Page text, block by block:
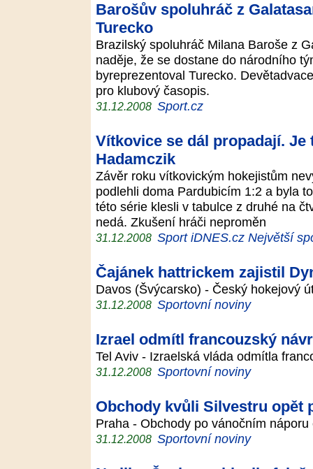
Barošův spoluhráč z
Turecko
Brazilský spoluhráč Milana Baroše z
naděje, že se dostane do národního
byreprezentoval Turecko.
pro klubový časopis.
31.12.2008 Sport.cz
Vítkovice se dál propadají.
Hadamczik
Závěr roku vítkovickým hokejistům
podlehli doma Pardubicím 1:2 a byla
této série klesli v tabulce z druhé na
nedá. Zkušení hráči neproměn
31.12.2008 Sport iDNES.cz Největší
Čajánek hattrickem zajistil
Davos (Švýcarsko) - Český hokejový
31.12.2008 Sportovní noviny
Izrael odmítl francouzský
Tel Aviv - Izraelská vláda odmítla
31.12.2008 Sportovní noviny
Obchody kvůli Silvestru opět
Praha - Obchody po vánočním
31.12.2008 Sportovní noviny